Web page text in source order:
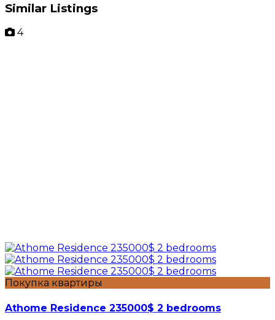
Similar Listings
4
Покупка квартиры
Athome Residence 235000$ 2 bedrooms